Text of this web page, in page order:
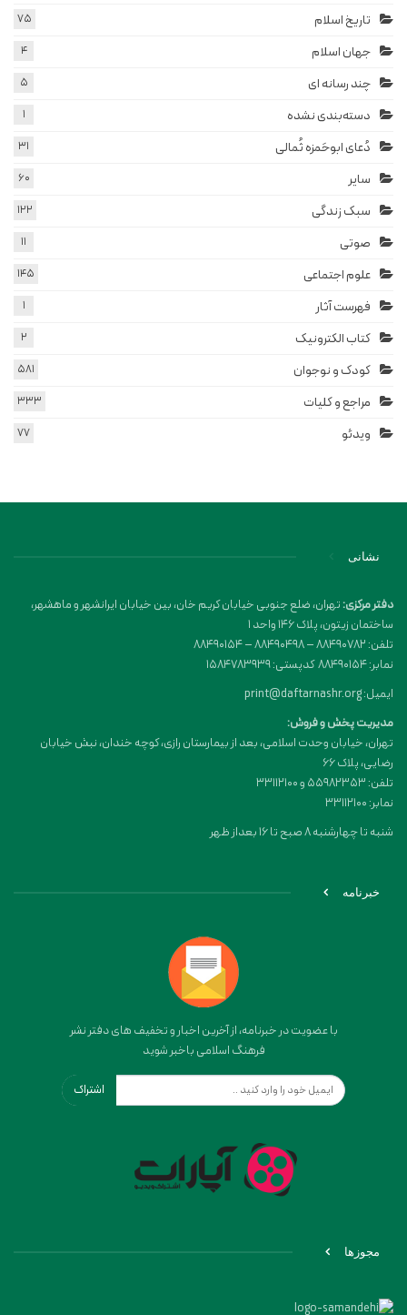
تاریخ اسلام 75
جهان اسلام 4
چند رسانه ای 5
دسته‌بندی نشده 1
دُعای ابوحَمزه ثُمالی 31
سایر 60
سبک زندگی 122
صوتی 11
علوم اجتماعی 145
فهرست آثار 1
کتاب الکترونیک 2
کودک و نوجوان 581
مراجع و کلیات 333
ویدئو 77
نشانی
دفتر مرکزی:تهران، ضلع جنوبی خیابان کریم خان، بین خیابان ایرانشهر و ماهشهر،
ساختمان زیتون، پلاک 146 واحد 1
تلفن: 88490782 – 88490498 – 88490154
نمابر: 88490154 کدپستی: 1584783939
ایمیل: print@daftarnashr.org
مدیریت پخش و فروش:
تهران، خیابان وحدت اسلامی، بعد از بیمارستان رازی، کوچه خندان، نبش خیابان
رضایی، پلاک ۶۶
تلفن: 55982353 و 33112100
نمابر: 33112100
شنبه تا چهارشنبه 8 صبح تا 16 بعداز ظهر
خبرنامه
با عضویت در خبرنامه، از آخرین اخبار و تخفیف های دفتر نشر
فرهنگ اسلامی باخبر شوید
اشتراک
مجوزها